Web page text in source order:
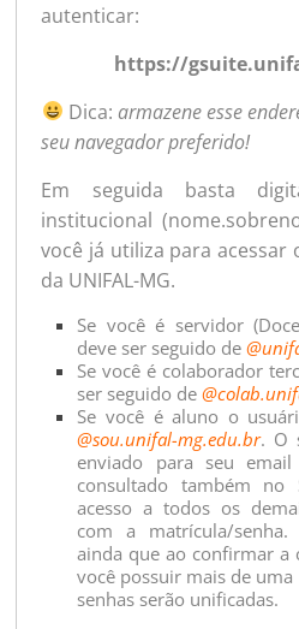
autenticar:
https://
Dica: armazene esse
seu navegador preferido!
Em seguida basta
institucional
você já utiliza para acessar
da UNIFAL-MG.
Se você é servidor
deve ser seguido de
Se você é colaborador
ser seguido de
Se você é aluno o
@sou.unifal-mg.edu.br. O
enviado para seu
consultado também no
acesso a todos os
com a matrícula/senha.
ainda que ao confirmar a
você possuir mais de
senhas serão unificadas.